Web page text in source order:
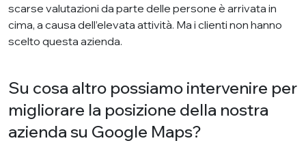
scarse valutazioni da parte delle persone è arrivata in
cima, a causa dell’elevata attività. Ma i clienti non hanno
scelto questa azienda.
Su cosa altro possiamo intervenire per
migliorare la posizione della nostra
azienda su Google Maps?